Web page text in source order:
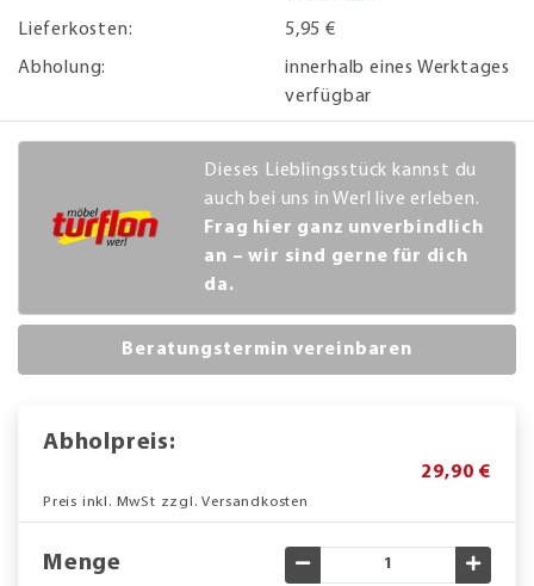
Lieferkosten:
5,95 €
Abholung:
innerhalb eines Werktages
verfügbar
Dieses Lieblingsstück kannst du
auch bei uns in Werl live erleben.
Frag hier ganz unverbindlich
an – wir sind gerne für dich
da.
Beratungstermin vereinbaren
Abholpreis:
29,90 €
Preis inkl. MwSt zzgl. Versandkosten
Menge Gewünschte Menge